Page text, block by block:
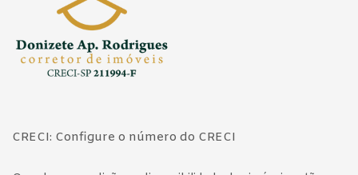
CRECI: Configure o número do CRECI